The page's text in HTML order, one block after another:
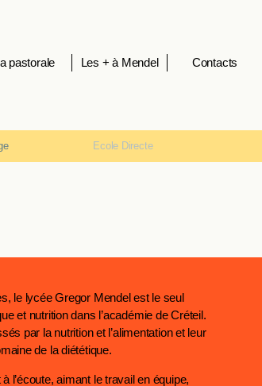
pastorale Les + à Mendel Contacts
Ecole Directe
le lycée Gregor Mendel est le seul
et nutrition dans l’académie de Créteil.
par la nutrition et l’alimentation et leur
de la diététique.
l’écoute, aimant le travail en équipe,